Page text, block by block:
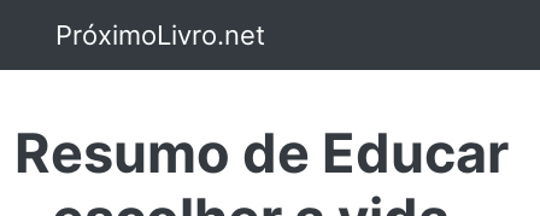
PróximoLivro.net
Resumo de Educar